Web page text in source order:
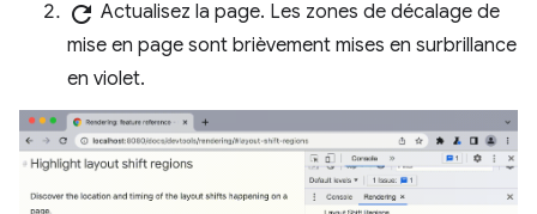
refresh Actualisez la page. Les zones de décalage de
mise en page sont brièvement mises en surbrillance
en violet.